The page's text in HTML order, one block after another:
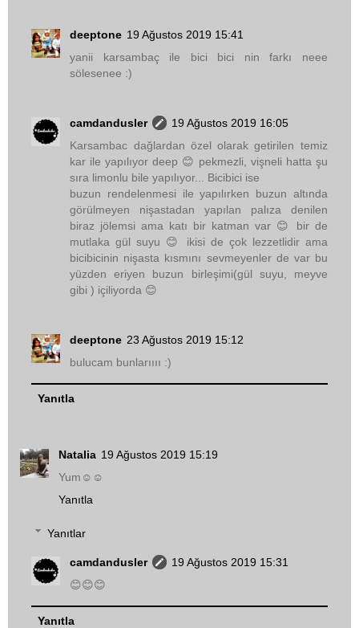
deeptone 19 Ağustos 2019 15:41
yanii karsambaç ile bici bici nin farkı neee
sölesenee :)
camdandusler
19 Ağustos 2019 16:05
Karsambac dağlardan özel olarak getirilen temiz
kar ile yapılıyor deep 😊 pekmezli, vişneli hatta şu
sıra limonlu bile yapılıyor... Bicibici ise
buzun rendelenmesi ile yapılırken buzun altında
görülmeyen nişastadan yapılan palıza denilen
biraz jölemsi ama katı bir katman var 😊 bir de
mutlaka gül suyu 😊 ikisi de çok lezzetlidir ama
bicibicinin nişasta kısmını sevmeyenler de var bu
yüzden eriyen buzun birleşimi(gül suyu, meyve
gibi ) içiliyorda 😊
deeptone 23 Ağustos 2019 15:12
bulucam bunlarıııı :)
Yanıtla
Natalia 19 Ağustos 2019 15:19
Yum☺☺
Yanıtla
Yanıtlar
camdandusler
19 Ağustos 2019 15:31
😊😊😊
Yanıtla